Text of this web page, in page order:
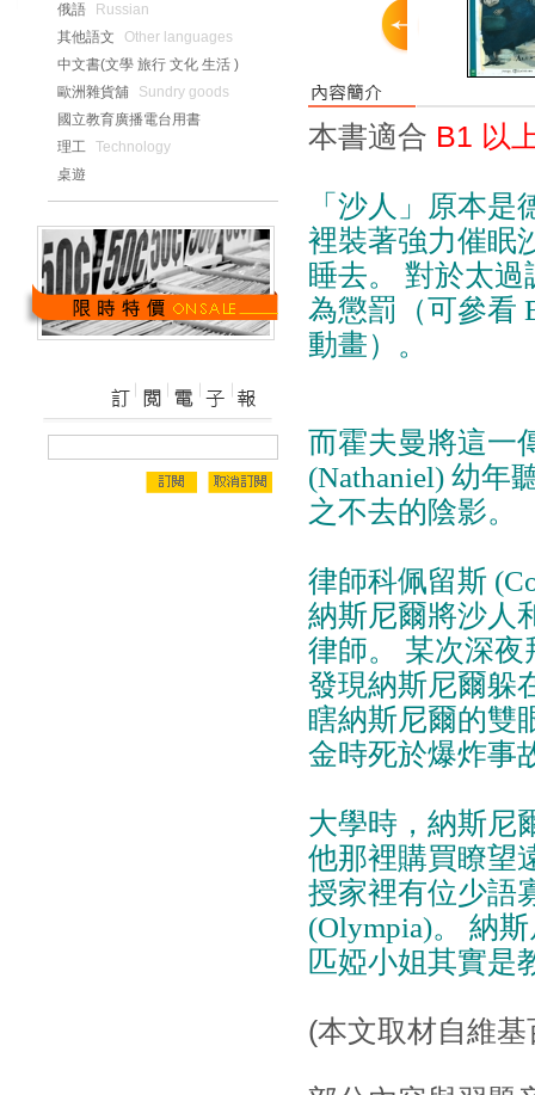
俄語
Russian
其他語文
Other languages
中文書(文學 旅行 文化 生活 )
歐洲雜貨舖
Sundry goods
國立教育廣播電台用書
理工 Technology
桌遊
本書適合 B1 以
「沙人」原本
裡裝著強力催眠
睡去。 對於太
為懲罰（可參看
動畫）。
而霍夫曼將這一
(Nathaniel) 幼年
之不去的陰影。
律師科佩留斯
納斯尼爾將沙人
律師。 某次深
發現納斯尼爾躲
瞎納斯尼爾的雙
金時死於爆炸事
大學時，納斯尼
他那裡購買瞭望
授家裡有位少語
(Olympia)。 納
匹婭小姐其實是
(本文取材自維